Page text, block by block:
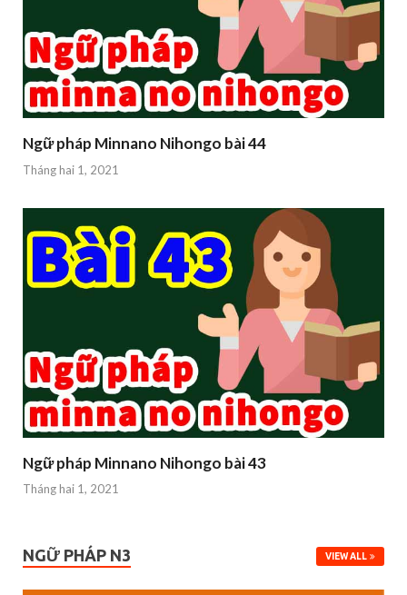
Ngữ pháp Minnano Nihongo bài 44
Tháng hai 1, 2021
Ngữ pháp Minnano Nihongo bài 43
Tháng hai 1, 2021
NGỮ PHÁP N3 VIEW ALL